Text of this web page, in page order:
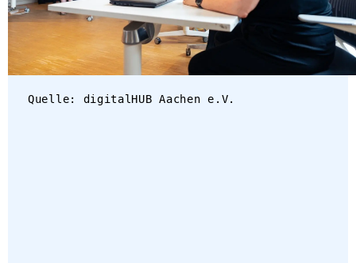
Quelle: digitalHUB Aachen e.V.